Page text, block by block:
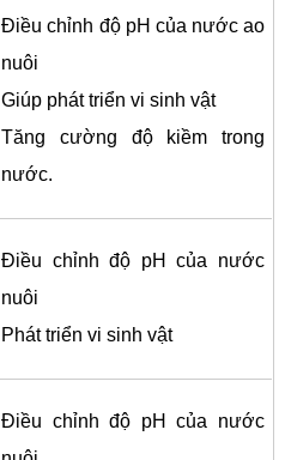
Điều chỉnh độ pH của nước ao
nuôi
Giúp phát triển vi sinh vật
Tăng cường độ kiềm trong
nước.
Điều chỉnh độ pH của nước
nuôi
Phát triển vi sinh vật
Điều chỉnh độ pH của nước